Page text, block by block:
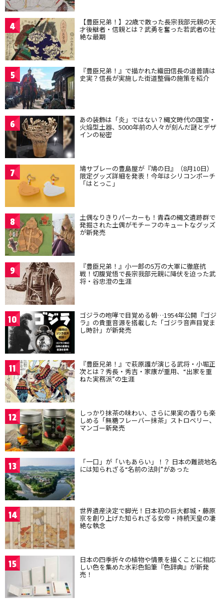
4 【豊臣兄弟！】22歳で散った長宗我部元親の天
才後継者・信親とは？武勇を奮った若武者の壮
絶な最期
5 『豊臣兄弟！』で描かれた織田信長の道普請は
史実？信長が実施した街道整備の施策を紹介
6 あの装飾は「炎」ではない？縄文時代の国宝・
火焔型土器、5000年前の人々が刻んだ謎とデザ
インの秘密
7 鳩サブレーの豊島屋が『鳩の日』（8月10日）
限定グッズ詳細を発表！今年はシリコンポーチ
「はとっこ」
8 土偶なりきりパーカーも！青森の縄文遺跡群で
発掘された土偶がモチーフのキュートなグッズ
が新発売
9 『豊臣兄弟！』小一郎の5万の大軍に徹底抗
戦！切腹覚悟で長宗我部元親に降伏を迫った武
将・谷忠澄の生涯
10 ゴジラの咆哮で目覚める朝…1954年公開『ゴジ
ラ』の貴重音源を搭載した「ゴジラ音声目覚ま
し時計」が新発売
11 『豊臣兄弟！』で萩原護が演じる武将・小堀正
次とは？秀長・秀吉・家康が重用、“出家を重
ねた実務派”の生涯
12 しっかり抹茶の味わい、さらに果実の香りも楽
しめる「無糖フレーバー抹茶」ストロベリー、
マンゴー新発売
13 「一口」が「いもあらい」！？ 日本の難読地名
には知られざる“名前の法則”があった
14 世界遺産決定で脚光！日本初の巨大都城・藤原
京を創り上げた知られざる女帝・持統天皇の凄
絶な執念
15 日本の四季折々の植物や情景を描くことに相応
しい色を集めた水彩色鉛筆『色辞典』が新発
売！